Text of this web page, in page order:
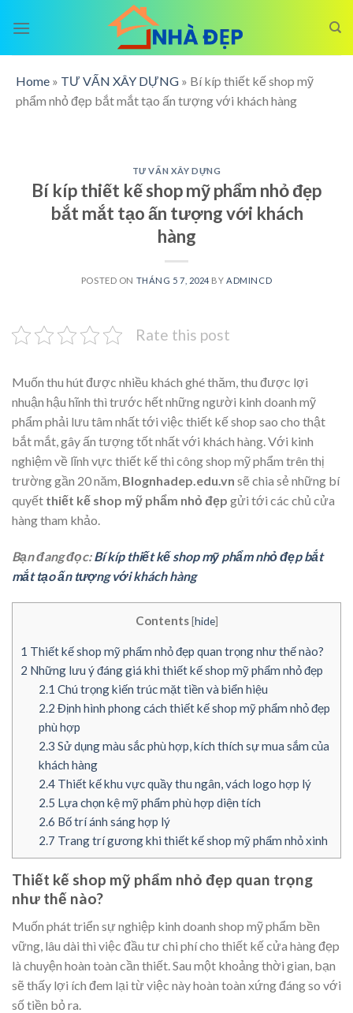
Home » TƯ VẤN XÂY DỰNG » Bí kíp thiết kế shop mỹ
phẩm nhỏ đẹp bắt mắt tạo ấn tượng với khách hàng
TƯ VẤN XÂY DỰNG
Bí kíp thiết kế shop mỹ phẩm nhỏ đẹp
bắt mắt tạo ấn tượng với khách
hàng
POSTED ON THÁNG 5 7, 2024 BYADMINCD
Rate this post
Muốn thu hút được nhiều khách ghé thăm, thu được lợi
nhuận hậu hĩnh thì trước hết những người kinh doanh mỹ
phẩm phải lưu tâm nhất tới việc thiết kế shop sao cho thật
bắt mắt, gây ấn tượng tốt nhất với khách hàng. Với kinh
nghiệm về lĩnh vực thiết kế thi công shop mỹ phẩm trên thị
trường gần 20 năm, Blognhadep.edu.vn sẽ chia sẻ những bí
quyết thiết kế shop mỹ phẩm nhỏ đẹp gửi tới các chủ cửa
hàng tham khảo.
Bạn đang đọc:Bí kíp thiết kế shop mỹ phẩm nhỏ đẹp bắt
mắt tạo ấn tượng với khách hàng
Contents [hide]
1 Thiết kế shop mỹ phẩm nhỏ đẹp quan trọng như thế nào?
2 Những lưu ý đáng giá khi thiết kế shop mỹ phẩm nhỏ đẹp
2.1 Chú trọng kiến trúc mặt tiền và biển hiệu
2.2 Định hình phong cách thiết kế shop mỹ phẩm nhỏ đẹp
phù hợp
2.3 Sử dụng màu sắc phù hợp, kích thích sự mua sắm của
khách hàng
2.4Thiết kế khu vực quầy thu ngân, vách logo hợp lý
2.5 Lựa chọn kệ mỹ phẩm phù hợp diện tích
2.6 Bố trí ánh sáng hợp lý
2.7 Trang trí gương khi thiết kế shop mỹ phẩm nhỏ xinh
Thiết kế shop mỹ phẩm nhỏ đẹp quan trọng
như thế nào?
Muốn phát triển sự nghiệp kinh doanh shop mỹ phẩm bền
vững, lâu dài thì việc đầu tư chi phí cho thiết kế cửa hàng đẹp
là chuyện hoàn toàn cần thiết. Sau một khoảng thời gian, bạn
sẽ thấy lợi ích đem lại từ việc này hoàn toàn xứng đáng so với
số tiền bỏ ra.